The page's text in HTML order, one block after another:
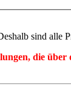
sind alle
die